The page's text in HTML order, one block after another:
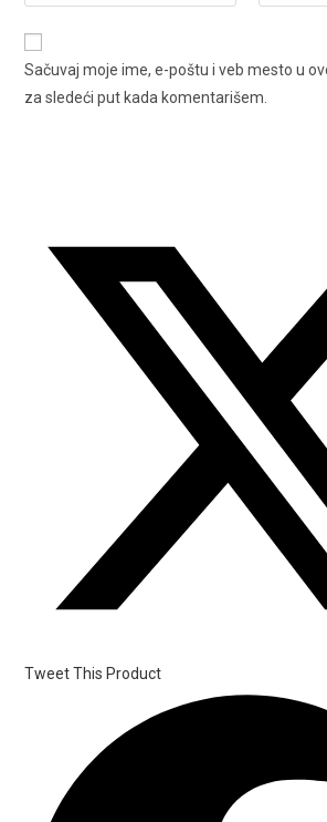
Sačuvaj moje ime, e-poštu i veb mesto u
za sledeći put kada komentarišem.
Tweet This Product
window